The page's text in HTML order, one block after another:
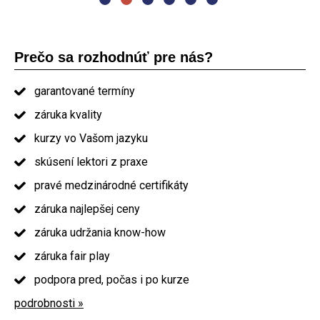
Prečo sa rozhodnúť pre nás?
garantované termíny
záruka kvality
kurzy vo Vašom jazyku
skúsení lektori z praxe
pravé medzinárodné certifikáty
záruka najlepšej ceny
záruka udržania know-how
záruka fair play
podpora pred, počas i po kurze
podrobnosti »